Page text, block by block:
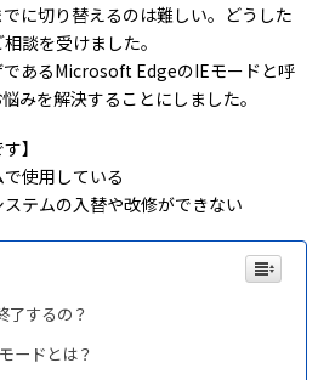
に切り替えるのは難しい。どうした
談を受けました。
あるMicrosoft EdgeのIEモードと呼
みを解決することにしました。
】
使用している
テムの入替や改修ができない
了するの？
ードとは？